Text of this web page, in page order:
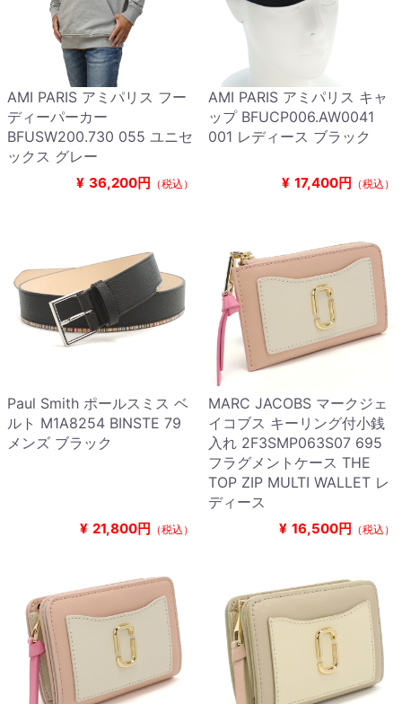
AMI PARIS アミパリス フー
ディーパーカー
BFUSW200.730 055 ユニセ
ックス グレー
¥ 36,200円 （税込）
AMI PARIS アミパリス キャ
ップ BFUCP006.AW0041
001 レディース ブラック
¥ 17,400円 （税込）
Paul Smith ポールスミス ベ
ルト M1A8254 BINSTE 79
メンズ ブラック
¥ 21,800円 （税込）
MARC JACOBS マークジェ
イコブス キーリング付小銭
入れ 2F3SMP063S07 695
フラグメントケース THE
TOP ZIP MULTI WALLET レ
ディース
¥ 16,500円 （税込）